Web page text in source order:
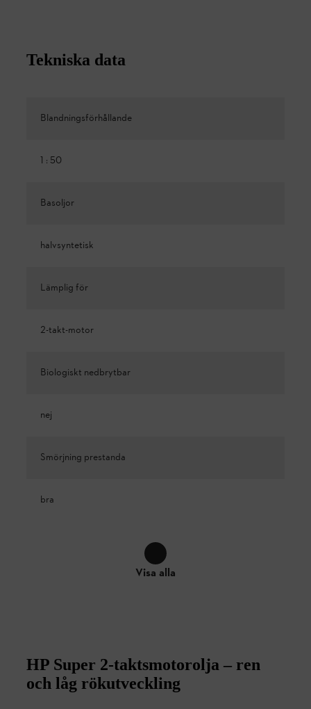
Tekniska data
Blandningsförhållande
1 : 50
Basoljor
halvsyntetisk
Lämplig för
2-takt-motor
Biologiskt nedbrytbar
nej
Smörjning prestanda
bra
Visa alla
HP Super 2-taktsmotorolja – ren
och låg rökutveckling